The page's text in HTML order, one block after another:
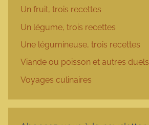
Un fruit, trois recettes
Un légume, trois recettes
Une légumineuse, trois recettes
Viande ou poisson et autres duels
Voyages culinaires